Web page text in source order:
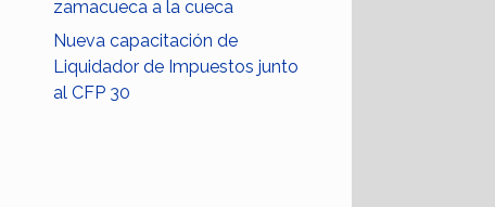
zamacueca a la cueca
Nueva capacitación de
Liquidador de Impuestos junto
al CFP 30